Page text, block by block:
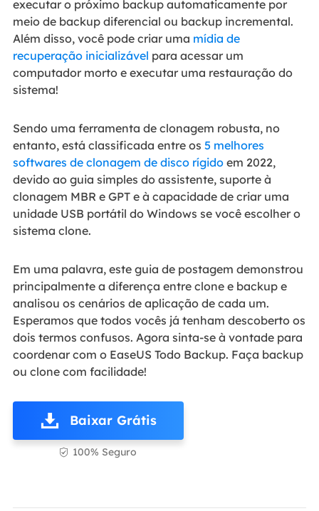
executar o próximo backup automaticamente por
meio de backup diferencial ou backup incremental.
Além disso, você pode criar uma mídia de
recuperação inicializável para acessar um
computador morto e executar uma restauração do
sistema!
Sendo uma ferramenta de clonagem robusta, no
entanto, está classificada entre os 5 melhores
softwares de clonagem de disco rígidoem 2022,
devido ao guia simples do assistente, suporte à
clonagem MBR e GPT e à capacidade de criar uma
unidade USB portátil do Windows se você escolher o
sistema clone.
Em uma palavra, este guia de postagem demonstrou
principalmente a diferença entre clone e backup e
analisou os cenários de aplicação de cada um.
Esperamos que todos vocês já tenham descoberto os
dois termos confusos. Agora sinta-se à vontade para
coordenar com o EaseUS Todo Backup. Faça backup
ou clone com facilidade!
Baixar Grátis
 100% Seguro